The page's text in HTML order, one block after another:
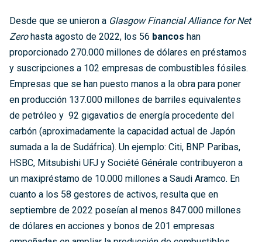
Desde que se unieron a Glasgow Financial Alliance for Net
Zerohasta agosto de 2022, los 56 bancos han
proporcionado 270.000 millones de dólares en préstamos
y suscripciones a 102 empresas de combustibles fósiles.
Empresas que se han puesto manos a la obra para poner
en producción 137.000 millones de barriles equivalentes
de petróleo y 92 gigavatios de energía procedente del
carbón (aproximadamente la capacidad actual de Japón
sumada a la de Sudáfrica). Un ejemplo: Citi, BNP Paribas,
HSBC, Mitsubishi UFJ y Société Générale contribuyeron a
un maxipréstamo de 10.000 millones a Saudi Aramco. En
cuanto a los 58 gestores de activos, resulta que en
septiembre de 2022 poseían al menos 847.000 millones
de dólares en acciones y bonos de 201 empresas